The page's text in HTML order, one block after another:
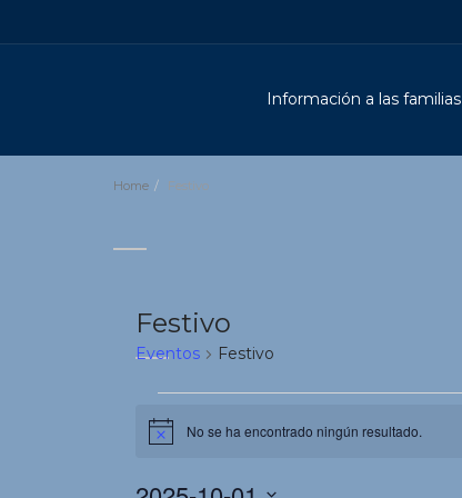
Información a las familias
Home Festivo
Festivo
Eventos Festivo
Aviso No se ha encontrado ningún resultado.